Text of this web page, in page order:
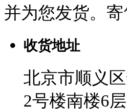
并为您发货。
收货地址
北京市顺义
2号楼南楼6层